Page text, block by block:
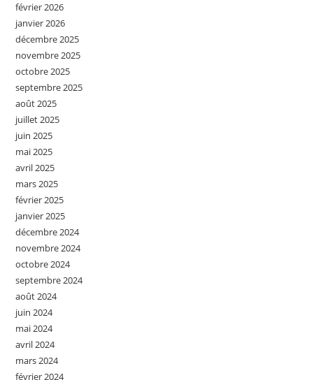
février 2026
janvier 2026
décembre 2025
novembre 2025
octobre 2025
septembre 2025
août 2025
juillet 2025
juin 2025
mai 2025
avril 2025
mars 2025
février 2025
janvier 2025
décembre 2024
novembre 2024
octobre 2024
septembre 2024
août 2024
juin 2024
mai 2024
avril 2024
mars 2024
février 2024